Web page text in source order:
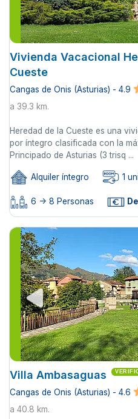
Vivienda Vacacional
Cueste
Cangas de Onis (Asturias) - 4.9
a 39.3 km.
Heredad de la Cueste es una
por íntegro clasificada con la
Principado de Asturias (3 trisq ...
Alquiler íntegro 1
6 -> 8 Personas
Villa Ambasaguas
Cangas de Onis (Asturias) - 4.6
a 40.8 km.